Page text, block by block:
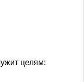
целям: